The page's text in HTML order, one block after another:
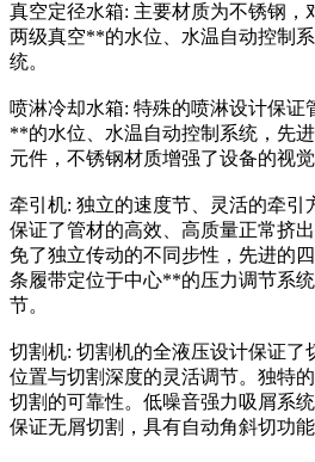
真空定径水箱: 主要材质为不锈钢，
两级真空**的水位、水温自动控制
统。
喷淋冷却水箱: 特殊的喷淋设计保证
**的水位、水温自动控制系统，先
元件，不锈钢材质增强了设备的视觉
牵引机: 独立的速度节、灵活的牵引
保证了管材的高效、高质量正常挤
免了独立传动的不同步性，先进的
条履带定位于中心**的压力调节系
节。
切割机: 切割机的全液压设计保证了
位置与切割深度的灵活调节。独特
切割的可靠性。低噪音强力吸屑系
保证无屑切割，具有自动角斜切功能